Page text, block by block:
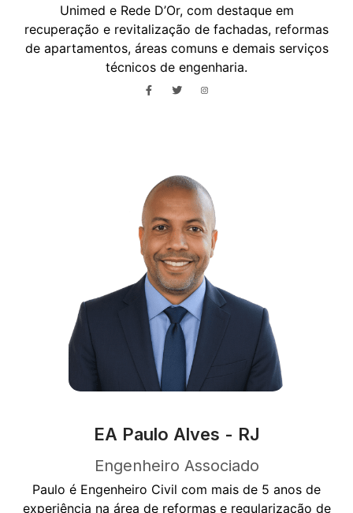
Unimed e Rede D’Or, com destaque em
recuperação e revitalização de fachadas, reformas
de apartamentos, áreas comuns e demais serviços
técnicos de engenharia.
EA Paulo Alves - RJ
Engenheiro Associado
Paulo é Engenheiro Civil com mais de 5 anos de
experiência na área de reformas e regularização de